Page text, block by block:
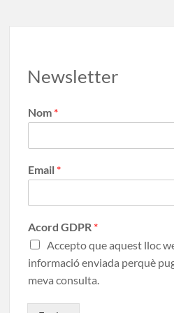
Newsletter
Nom *
Email *
Acord GDPR *
Accepto que aquest lloc
informació enviada perquè
meva consulta.